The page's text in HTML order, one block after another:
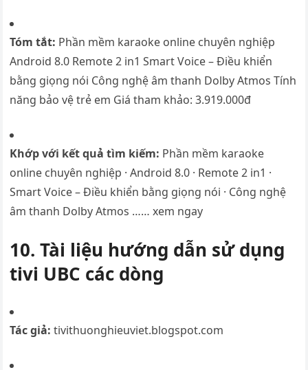
Tóm tắt: Phần mềm karaoke online chuyên nghiệp
Android 8.0 Remote 2 in1 Smart Voice – Điều khiển
bằng giọng nói Công nghệ âm thanh Dolby Atmos Tính
năng bảo vệ trẻ em Giá tham khảo: 3.919.000đ
Khớp với kết quả tìm kiếm: Phần mềm karaoke
online chuyên nghiệp · Android 8.0 · Remote 2 in1 ·
Smart Voice – Điều khiển bằng giọng nói · Công nghệ
âm thanh Dolby Atmos …… xem ngay
10. Tài liệu hướng dẫn sử dụng
tivi UBC các dòng
Tác giả:tivithuonghieuviet.blogspot.com